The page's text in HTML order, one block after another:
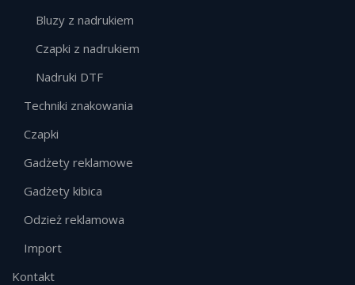
Bluzy z nadrukiem
Czapki z nadrukiem
Nadruki DTF
Techniki znakowania
Czapki
Gadżety reklamowe
Gadżety kibica
Odzież reklamowa
Import
Kontakt